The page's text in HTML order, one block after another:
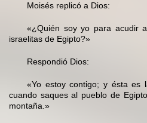
Moisés replicó a Dios:
«¿Quién soy yo para acudir
israelitas de Egipto?»
Respondió Dios:
«Yo estoy contigo; y ésta es
cuando saques al pueblo de
montaña.»